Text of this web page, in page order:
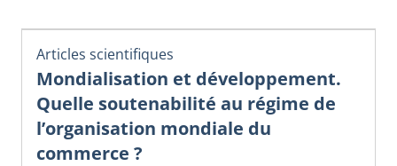
Articles scientifiques
Mondialisation et développement.
Quelle soutenabilité au régime de
l’organisation mondiale du
commerce ?